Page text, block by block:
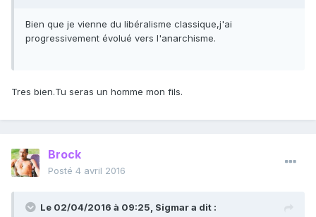
Bien que je vienne du libéralisme classique,j'ai
progressivement évolué vers l'anarchisme.
Tres bien.Tu seras un homme mon fils.
Brock
Posté 4 avril 2016
Le 02/04/2016 à 09:25, Sigmar a dit :